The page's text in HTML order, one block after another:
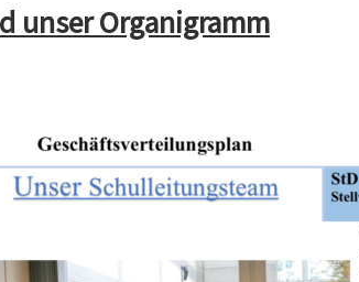
unser Organigramm